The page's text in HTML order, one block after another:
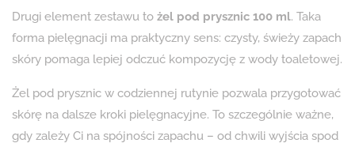
Drugi element zestawu to żel pod prysznic 100 ml. Taka
forma pielęgnacji ma praktyczny sens: czysty, świeży zapach
skóry pomaga lepiej odczuć kompozycję z wody toaletowej.
Żel pod prysznic w codziennej rutynie pozwala przygotować
skórę na dalsze kroki pielęgnacyjne. To szczególnie ważne,
gdy zależy Ci na spójności zapachu – od chwili wyjścia spod